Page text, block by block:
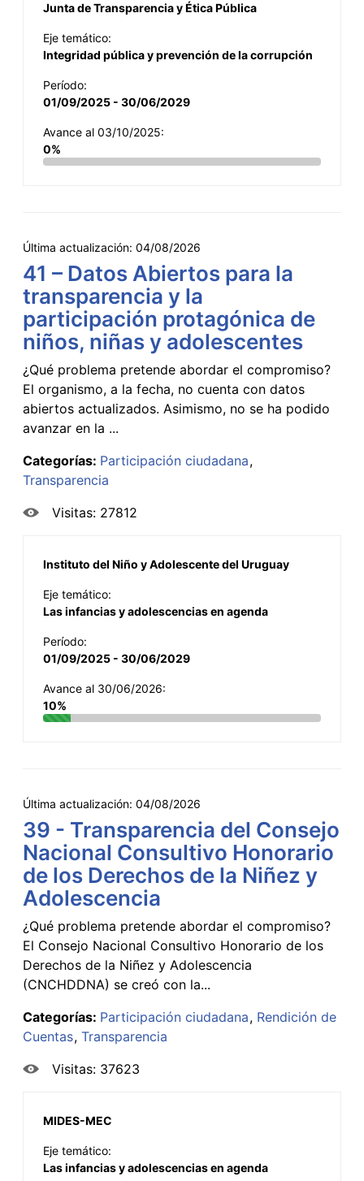
Junta de Transparencia y Ética Pública
Eje temático:
Integridad pública y prevención de la corrupción
Período:
01/09/2025 - 30/06/2029
Avance al 03/10/2025:
0%
Última actualización: 04/08/2026
41 – Datos Abiertos para la
transparencia y la
participación protagónica de
niños, niñas y adolescentes
¿Qué problema pretende abordar el compromiso?
El organismo, a la fecha, no cuenta con datos
abiertos actualizados. Asimismo, no se ha podido
avanzar en la ...
Categorías: Participación ciudadana
Transparencia
Visitas: 27812
Instituto del Niño y Adolescente del Uruguay
Eje temático:
Las infancias y adolescencias en agenda
Período:
01/09/2025 - 30/06/2029
Avance al 30/06/2026:
10%
Última actualización: 04/08/2026
39 - Transparencia del Consejo
Nacional Consultivo Honorario
de los Derechos de la Niñez y
Adolescencia
¿Qué problema pretende abordar el compromiso?
El Consejo Nacional Consultivo Honorario de los
Derechos de la Niñez y Adolescencia
(CNCHDDNA) se creó con la...
Categorías: Participación ciudadana Rendición de
Cuentas Transparencia
Visitas: 37623
MIDES-MEC
Eje temático:
Las infancias y adolescencias en agenda